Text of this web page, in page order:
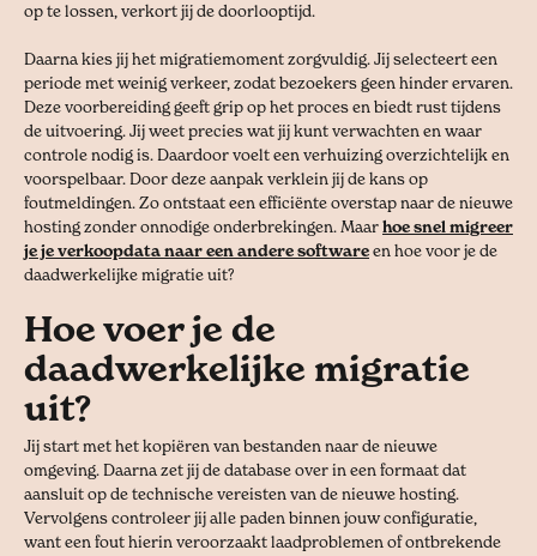
op te lossen, verkort jij de doorlooptijd.
Daarna kies jij het migratiemoment zorgvuldig. Jij selecteert een
periode met weinig verkeer, zodat bezoekers geen hinder ervaren.
Deze voorbereiding geeft grip op het proces en biedt rust tijdens
de uitvoering. Jij weet precies wat jij kunt verwachten en waar
controle nodig is. Daardoor voelt een verhuizing overzichtelijk en
voorspelbaar. Door deze aanpak verklein jij de kans op
foutmeldingen. Zo ontstaat een efficiënte overstap naar de nieuwe
hosting zonder onnodige onderbrekingen. Maarhoe snel migreer
je je verkoopdata naar een andere softwareen hoe voor je de
daadwerkelijke migratie uit?
Hoe voer je de
daadwerkelijke migratie
uit?
Jij start met het kopiëren van bestanden naar de nieuwe
omgeving. Daarna zet jij de database over in een formaat dat
aansluit op de technische vereisten van de nieuwe hosting.
Vervolgens controleer jij alle paden binnen jouw configuratie,
want een fout hierin veroorzaakt laadproblemen of ontbrekende